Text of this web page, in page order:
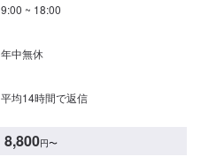
9:00 ~ 18:00
年中無休
平均14時間で返信
8,800円〜